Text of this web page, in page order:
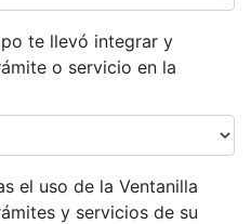
te llevó integrar y
o servicio en la
el uso de la Ventanilla
y servicios de su